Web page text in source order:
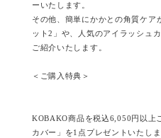
ーいたします。
その他、簡単にかかとの角質ケア
ット2」や、人気のアイラッシュ
ご紹介いたします。
＜ご購入特典＞
KOBAKO商品を税込6,050円以上
カバー」を1点プレゼントいたしま